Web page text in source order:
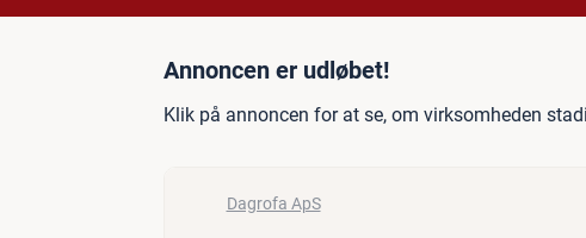
Jobannonce:
Annoncen er udløbet!
Klik på annoncen for at se, om virksomheden
Dagrofa ApS